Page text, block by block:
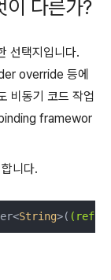
다른가?
선택지입니다.
override 등에
비동기 코드 작업
framewor
니다.
String>( (ref)